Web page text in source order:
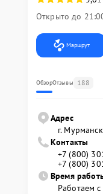
Открыто до
Маршрут
ОбзорОтзывы 188
Адрес
г.
Контакты
+7 (800)
+7 (800)
Время
Работаем